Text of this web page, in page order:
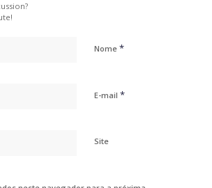
Nome *
E-mail *
Site